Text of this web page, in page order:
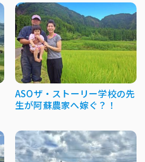
ASOザ・ストーリー学校の先
生が阿蘇農家へ嫁ぐ？！